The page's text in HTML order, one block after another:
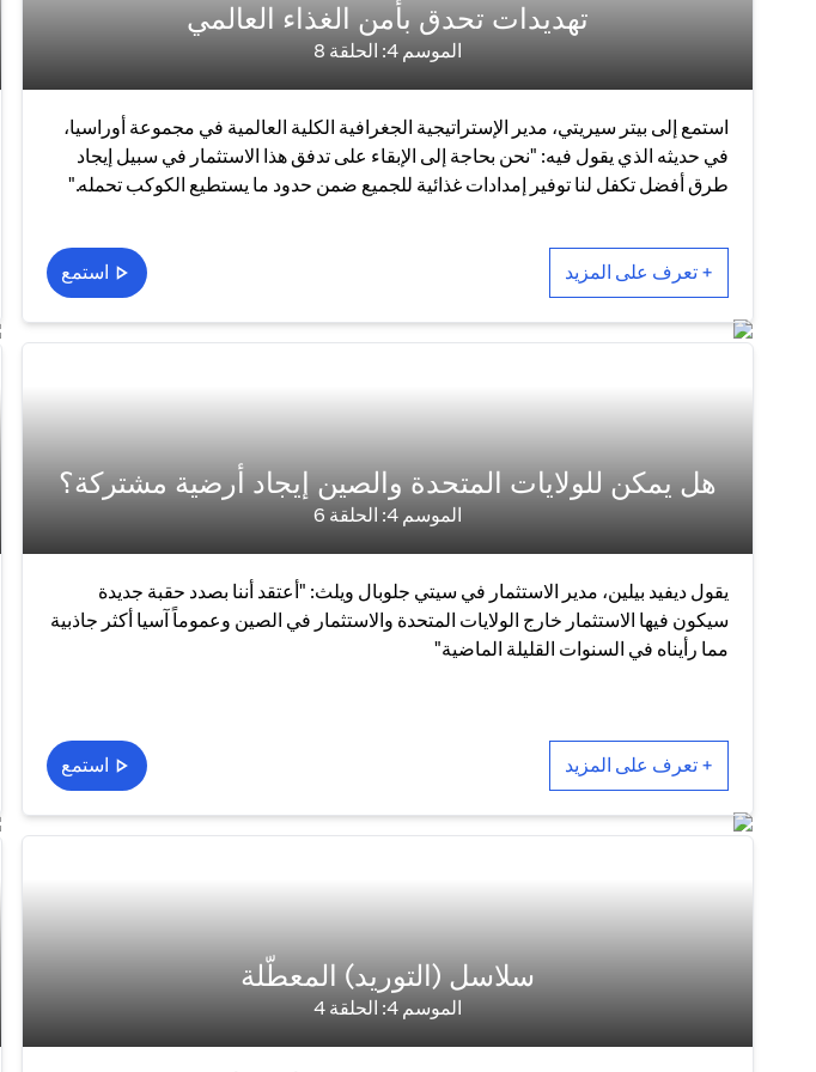
تهديدات تحدق بأمن الغذاء العالمي
الموسم 4: الحلقة 8
استمع إلى بيتر سيريتي، مدير الإستراتيجية الجغرافية الكلية العالمية في مجموعة أوراسيا،
في حديثه الذي يقول فيه: "نحن بحاجة إلى الإبقاء على تدفق هذا الاستثمار في سبيل إيجاد
طرق أفضل تكفل لنا توفير إمدادات غذائية للجميع ضمن حدود ما يستطيع الكوكب تحمله."
+ تعرف على المزيد استمع
هل يمكن للولايات المتحدة والصين إيجاد أرضية مشتركة؟
الموسم 4: الحلقة 6
يقول ديفيد بيلين، مدير الاستثمار في سيتي جلوبال ويلث: "أعتقد أننا بصدد حقبة جديدة
سيكون فيها الاستثمار خارج الولايات المتحدة والاستثمار في الصين وعموماً آسيا أكثر جاذبية
مما رأيناه في السنوات القليلة الماضية"
+ تعرف على المزيد استمع
سلاسل (التوريد) المعطّلة
الموسم 4: الحلقة 4